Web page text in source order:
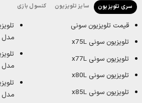
سری تلویزیون سایز تلویزیون کنسول بازی
قیمت تلویزیون سونی
تلویزیون سونی x75L
تلویزیون سونی x77L
تلویزیون سونی x80L
تلویزیون سونی x85L
مدل S
مدل S30
مدل XR50